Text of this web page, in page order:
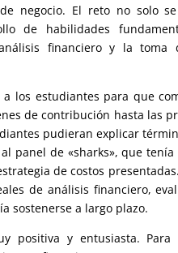
negocio. El reto no solo
de habilidades
financiero y la toma
a los estudiantes para que
de contribución hasta las
pudieran explicar
panel de «sharks», que
de costos
de análisis financiero,
sostenerse a largo plazo.
positiva y entusiasta. Para